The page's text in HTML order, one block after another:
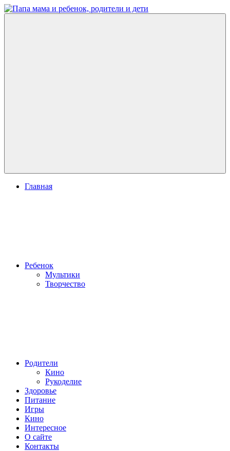
Перейти
к
Главная
Ребенок
Мультики
Творчество
Родители
Кино
Рукоделие
Здоровье
Питание
Игры
Кино
Интересное
О сайте
Контакты